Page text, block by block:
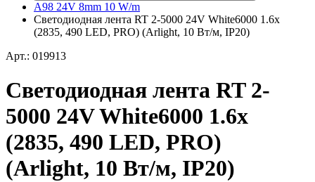
A98 24V 8mm 10 W/m
Светодиодная лента RT 2-5000 24V White6000 1.6x
(2835, 490 LED, PRO) (Arlight, 10 Вт/м, IP20)
Арт.: 019913
Светодиодная лента RT 2-
5000 24V White6000 1.6x
(2835, 490 LED, PRO)
(Arlight, 10 Вт/м, IP20)